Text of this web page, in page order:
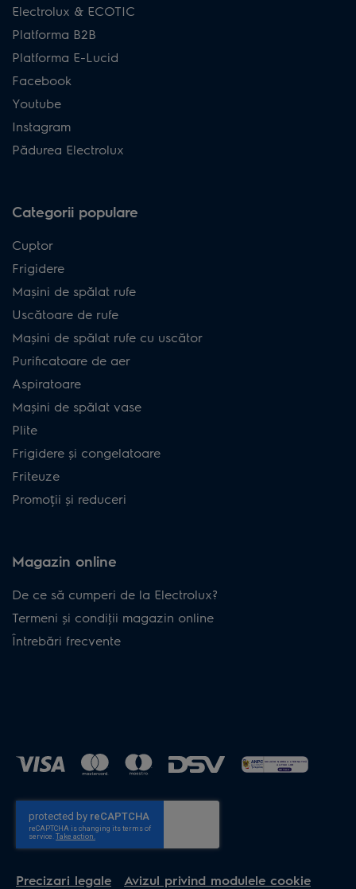
Electrolux & ECOTIC
Platforma B2B
Platforma E-Lucid
Facebook
Youtube
Instagram
Pădurea Electrolux
Categorii populare
Cuptor
Frigidere
Mașini de spălat rufe
Uscătoare de rufe
Mașini de spălat rufe cu uscător
Purificatoare de aer
Aspiratoare
Mașini de spălat vase
Plite
Frigidere și congelatoare
Friteuze
Promoții și reduceri
Magazin online
De ce să cumperi de la Electrolux?
Termeni și condiţii magazin online
Întrebări frecvente
Precizari legale Avizul privind modulele cookie